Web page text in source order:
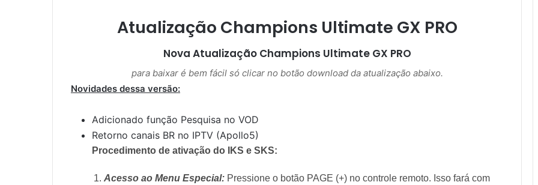
Atualização Champions Ultimate GX PRO
Nova Atualização Champions Ultimate GX PRO
para baixar é bem fácil só clicar no botão download da atualização abaixo.
Novidades dessa versão:
Adicionado função Pesquisa no VOD
Retorno canais BR no IPTV (Apollo5)
Procedimento de ativação do IKS e SKS:
Acesso ao Menu Especial: Pressione o botão PAGE (+) no controle remoto. Isso fará com